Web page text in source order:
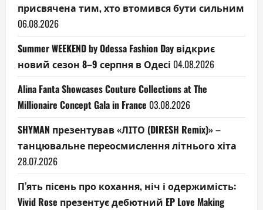
присвячена тим, хто втомився бути сильним
06.08.2026
Summer WEEKEND by Odessa Fashion Day відкриє
новий сезон 8–9 серпня в Одесі 04.08.2026
Alina Fanta Showcases Couture Collections at The
Millionaire Concept Gala in France 03.08.2026
SHYMAN презентував «ЛІТО (DIRESH Remix)» –
танцювальне переосмислення літнього хіта
28.07.2026
П’ять пісень про кохання, ніч і одержимість:
Vivid Rose презентує дебютний EP Love Making